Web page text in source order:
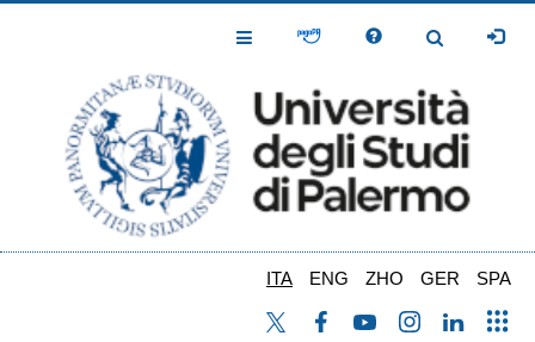
Toggle
Toggle
ITA ENG ZHO GER SPA